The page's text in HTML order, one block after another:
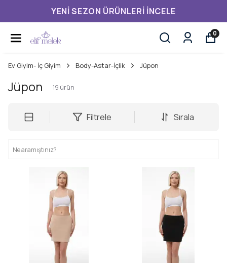
YENI SEZON ÜRÜNLERI İNCELE
0
Ev Giyim- İç Giyim Body-Astar-İçlik Jüpon
Jüpon 19 ürün
Filtrele Sırala